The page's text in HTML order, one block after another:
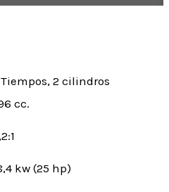
2 cilindros
cc.
kw (25 hp)